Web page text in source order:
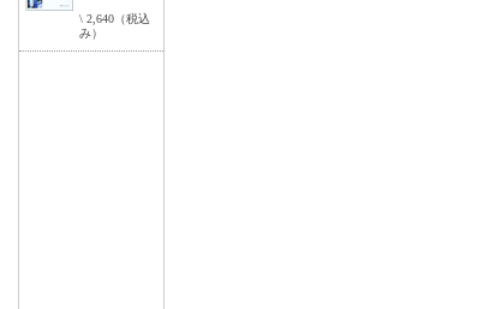
\ 2,640（税込
み）